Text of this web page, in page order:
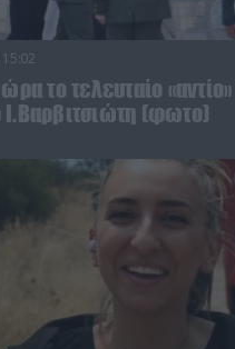
το τελευταίο
(φωτο)